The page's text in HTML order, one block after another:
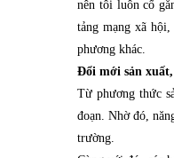
nên tôi luôn cố
tảng mạng xã
phương khác.
Đổi mới sản
Từ phương thức
đoạn. Nhờ đó,
trường.